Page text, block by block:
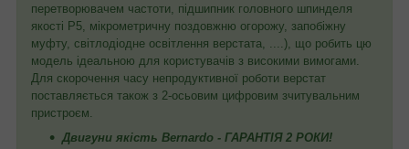
перетворювачем частоти, підшипник головного шпинделя
якості P5, мікрометричну поздовжню огорожу, запобіжну
муфту, світлодіодне освітлення верстата, ....), що робить цю
модель ідеальною для користувачів з високими вимогами.
Для скорочення часу непродуктивної роботи верстат
поставляється також з 2-осьовим цифровим зчитувальним
пристроєм.
Двигуни якість Bernardo - ГАРАНТІЯ 2 РОКИ!